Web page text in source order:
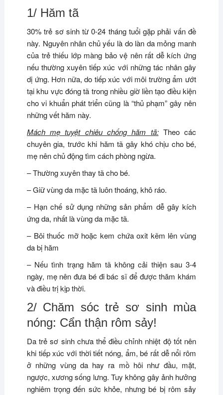
1/ Hăm tã
30% trẻ sơ sinh từ 0-24 tháng tuổi gặp phải vấn đề
này. Nguyên nhân chủ yếu là do làn da mỏng manh
của trẻ thiếu lớp màng bảo vệ nên rất dễ kích ứng
nếu thường xuyên tiếp xúc với những tác nhân gây
dị ứng. Hơn nữa, do tiếp xúc với môi trường ẩm ướt
tại khu vực đóng tã trong nhiều giờ liền tạo điều kiện
cho vi khuẩn phát triển cũng là “thủ phạm” gây nên
những vết hăm này.
Mách mẹ tuyệt chiêu chống hăm tã:Theo các
chuyên gia, trước khi hăm tã gây khó chịu cho bé,
mẹ nên chủ động tìm cách phòng ngừa.
– Thường xuyên thay tã cho bé.
– Giữ vùng da mặc tã luôn thoáng, khô ráo.
– Hạn chế sử dụng những sản phẩm dễ gây kích
ứng da, nhất là vùng da mặc tã.
– Bôi thuốc mỡ hoặc kem chứa oxit kẽm lên vùng
da bị hăm
– Nếu tình trạng hăm tã không cải thiện sau 3-4
ngày, mẹ nên đưa bé đi bác sĩ để được thăm khám
và điều trị kịp thời.
2/ Chăm sóc trẻ sơ sinh mùa
nóng: Cẩn thận rôm sảy!
Da trẻ sơ sinh chưa thể điều chỉnh nhiệt độ tốt nên
khi tiếp xúc với thời tiết nóng, ẩm, bé rất dễ nổi rôm
ở những vùng da hay ra mồ hôi như đầu, mặt,
ngược, xương sống lưng. Tuy không gây ảnh hưởng
nghiêm trọng đến sức khỏe, nhưng bé bị rôm sảy